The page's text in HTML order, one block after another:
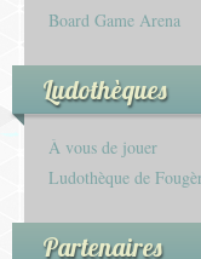
Board Game Arena
Ludothèques
À vous de jouer
Ludothèque de
Partenaires